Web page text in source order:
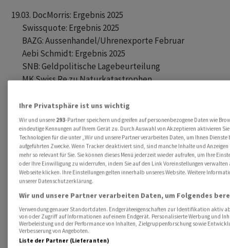
19.03. DocMorris: Ergebnis 2025
       Swissquote: Ergebnis 2025
       BAZG: Aussenhandel/Uhrenexporte Februar
       Aebi Schmidt: Ergebnis 2025
       SNB: Geldpolitische Lagebeurteilung
       MK Swiss Re zu Naturkatastrophen
       BB Biotech: GV
       Givaudan: GV
SwissBanking: Präsentation Studie zur Umsetzung
       Zehnder: GV
20.03. Cham SP: Ergebnis 2025
       CFT: Ergebnis 2025
       EFG International: GV
21.03. Hypi Lenzburg: GV
Ihre Privatsphäre ist uns wichtig
Wir und unsere 293-Partner speichern und greifen auf personenbezogene Daten wie
eindeutige Kennungen auf Ihrem Gerät zu. Durch Auswahl von Akzeptieren aktivieren
Technologien für die unter „Wir und unsere Partner verarbeiten Daten, um Ihnen
aufgeführten Zwecke. Wenn Tracker deaktiviert sind, sind manche Inhalte und
mehr so relevant für Sie. Sie können dieses Menü jederzeit wieder aufrufen, um Ihre
oder Ihre Einwilligung zu widerrufen, indem Sie auf den Link Voreinstellungen verwalten
Webseite klicken. Ihre Einstellungen gelten innerhalb unseres Website. Weitere
unserer Datenschutzerklärung.
Wir und unsere Partner verarbeiten Daten, um Folgendes
Verwendung genauer Standortdaten. Endgeräteeigenschaften zur Identifikation aktiv
von oder Zugriff auf Informationen auf einem Endgerät. Personalisierte Werbung und
Werbeleistung und der Performance von Inhalten, Zielgruppenforschung sowie
Verbesserung von Angeboten.
Liste der Partner (Lieferanten)